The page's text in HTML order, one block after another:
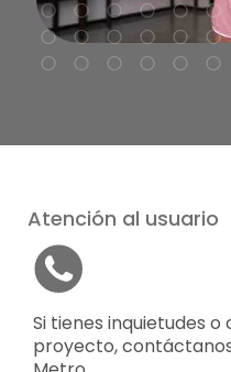
Atención al usuario
Si tienes inquietudes
proyecto,